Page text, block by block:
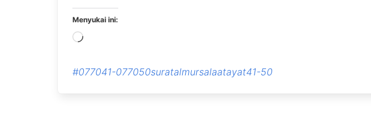
Menyukai ini:
Memuat...
#077041-077050suratalmursalaatayat41-50